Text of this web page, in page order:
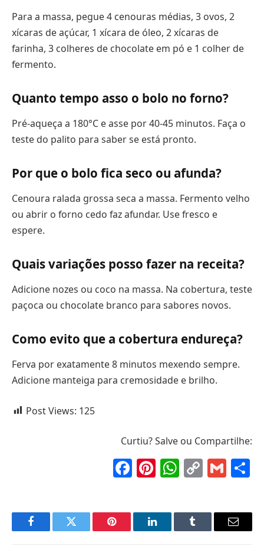
Para a massa, pegue 4 cenouras médias, 3 ovos, 2
xícaras de açúcar, 1 xícara de óleo, 2 xícaras de
farinha, 3 colheres de chocolate em pó e 1 colher de
fermento.
Quanto tempo asso o bolo no forno?
Pré-aqueça a 180°C e asse por 40-45 minutos. Faça o
teste do palito para saber se está pronto.
Por que o bolo fica seco ou afunda?
Cenoura ralada grossa seca a massa. Fermento velho
ou abrir o forno cedo faz afundar. Use fresco e
espere.
Quais variações posso fazer na receita?
Adicione nozes ou coco na massa. Na cobertura, teste
paçoca ou chocolate branco para sabores novos.
Como evito que a cobertura endureça?
Ferva por exatamente 8 minutos mexendo sempre.
Adicione manteiga para cremosidade e brilho.
Post Views: 125
Curtiu? Salve ou Compartilhe:
Facebook
Pinterest
Copy
FacebookTwitter Pinterest LinkedInTumblr Email